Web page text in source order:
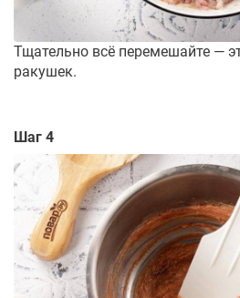
Тщательно всё перемешайте —
ракушек.
Шаг 4